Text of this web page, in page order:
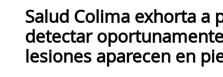
Salud Colima exhorta a
detectar
lesiones aparecen en